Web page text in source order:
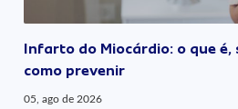
Infarto do Miocárdio: o que é,
como prevenir
05, ago de 2026